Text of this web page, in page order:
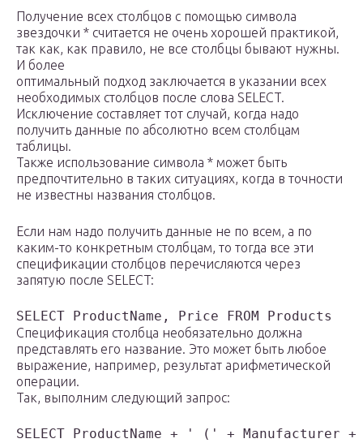
Получение всех столбцов с помощью символа
звездочки * считается не очень хорошей практикой,
так как, как правило, не все столбцы бывают нужны.
И более
оптимальный подход заключается в указании всех
необходимых столбцов после слова SELECT.
Исключение составляет тот случай, когда надо
получить данные по абсолютно всем столбцам
таблицы.
Также использование символа * может быть
предпочтительно в таких ситуациях, когда в точности
не известны названия столбцов.
Если нам надо получить данные не по всем, а по
каким-то конкретным столбцам, то тогда все эти
спецификации столбцов перечисляются через
запятую после SELECT:
Спецификация столбца необязательно должна
представлять его название. Это может быть любое
выражение, например, результат арифметической
операции.
Так, выполним следующий запрос:
SELECT ProductName + ' (' +